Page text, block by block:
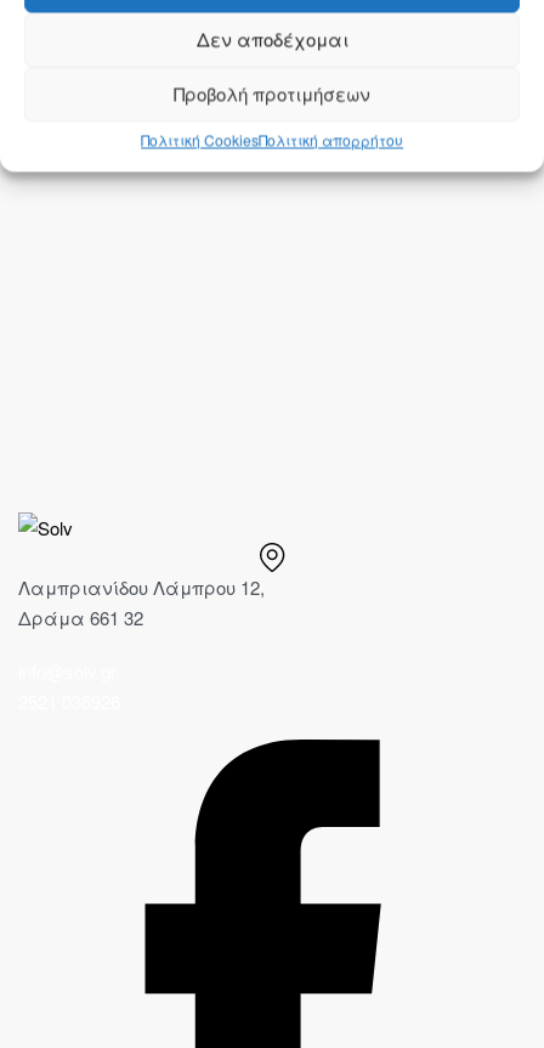
Δεν αποδέχομαι
Προβολή προτιμήσεων
Πολιτική CookiesΠολιτική απορρήτου
Λαμπριανίδου Λάμπρου 12,
Δράμα 661 32